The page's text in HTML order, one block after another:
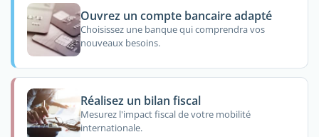
Ouvrez un compte bancaire adapté
Choisissez une banque qui comprendra vos
nouveaux besoins.
Réalisez un bilan fiscal
Mesurez l'impact fiscal de votre mobilité
internationale.